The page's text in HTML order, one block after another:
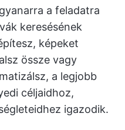
a feladatra
keresésének
képeket
össze vagy
a legjobb
céljaidhoz,
igazodik.